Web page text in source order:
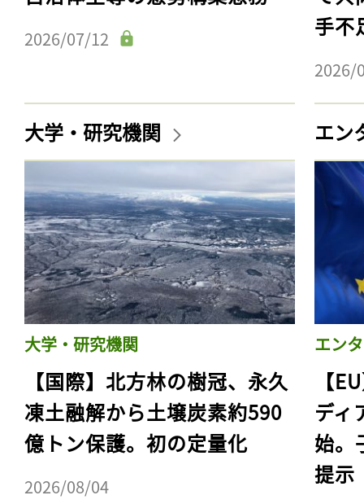
2026/07/12
手不
2026/
大学・研究機関
大学・研究機関
【国際】北方林の樹冠、永久
凍土融解から土壌炭素約590
億トン保護。初の定量化
2026/08/04
エン
エン
【
ディ
始。
提示